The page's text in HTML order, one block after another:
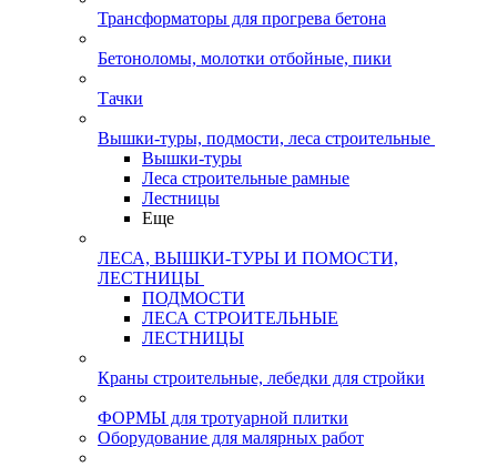
Трансформаторы для прогрева бетона
Бетоноломы, молотки отбойные, пики
Тачки
Вышки-туры, подмости, леса строительные
Вышки-туры
Леса строительные рамные
Лестницы
Еще
ЛЕСА, ВЫШКИ-ТУРЫ И ПОМОСТИ,
ЛЕСТНИЦЫ
ПОДМОСТИ
ЛЕСА СТРОИТЕЛЬНЫЕ
ЛЕСТНИЦЫ
Краны строительные, лебедки для стройки
ФОРМЫ для тротуарной плитки
Оборудование для малярных работ